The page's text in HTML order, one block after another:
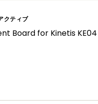
クティブ
Board for Kinetis